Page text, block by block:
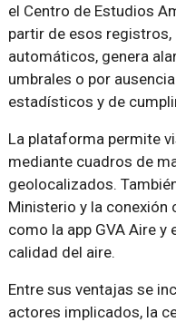
el Centro de Estudios
partir de esos
automáticos, genera
umbrales o por
estadísticos y de
La plataforma permite
mediante cuadros de
geolocalizados.
Ministerio y la conexión
como la app GVA Aire
calidad del aire.
Entre sus ventajas se
actores implicados, la